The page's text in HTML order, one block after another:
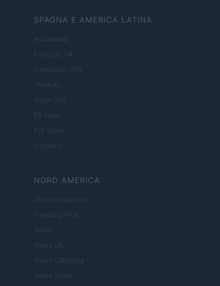
SPAGNA E AMERICA LATINA
Actualidad
Finanzas 24
Investindo 365
Think.es
Viajar 365
ES Newz
Pet Story
Encocina
NORD AMERICA
Womanmagazine
Investing Plus
Newz
Newz US
Newz California
Newz Texas